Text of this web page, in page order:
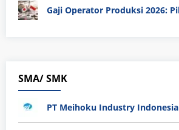
SMA/ SMK
PT Meihoku Industry Indonesia